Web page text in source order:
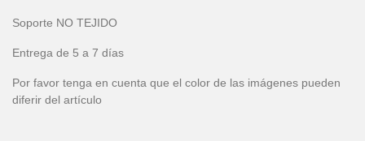
Soporte NO TEJIDO
Entrega de 5 a 7 días
Por favor tenga en cuenta que el color de las imágenes pueden
diferir del artículo